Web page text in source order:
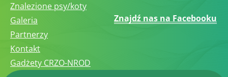
Znalezione psy/koty
Galeria
Partnerzy
Kontakt
Gadżety CRZO-NROD
Znajdź nas na Facebooku